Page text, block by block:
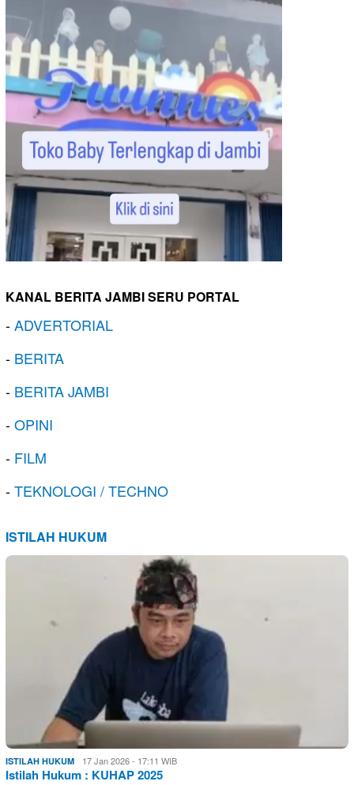
KANAL BERITA JAMBI SERU PORTAL
-ADVERTORIAL
- BERITA
- BERITA JAMBI
-OPINI
- FILM
-TEKNOLOGI / TECHNO
ISTILAH HUKUM
ISTILAH HUKUM 17 Jan 2026 - 17:11 WIB
Istilah Hukum : KUHAP 2025